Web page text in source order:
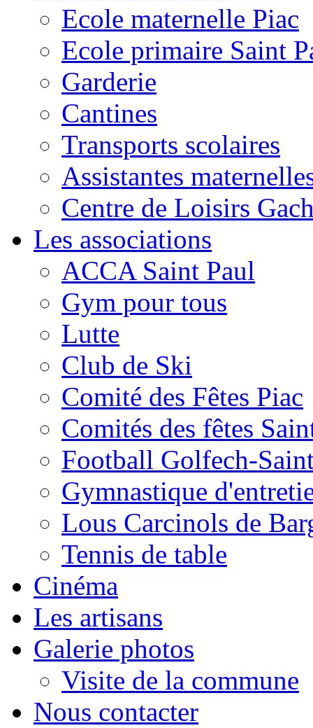
Ecole maternelle Piac
Ecole primaire Saint
Garderie
Cantines
Transports scolaires
Assistantes
Centre de Loisirs
Les associations
ACCA Saint Paul
Gym pour tous
Lutte
Club de Ski
Comité des Fêtes Piac
Comités des fêtes
Football Golfech-
Gymnastique
Lous Carcinols de
Tennis de table
Cinéma
Les artisans
Galerie photos
Visite de la commune
Nous contacter